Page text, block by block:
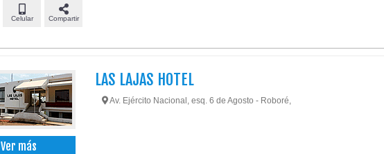
Celular Compartir
Ver más
LAS LAJAS HOTEL
Av. Ejército Nacional, esq. 6 de Agosto - Roboré,